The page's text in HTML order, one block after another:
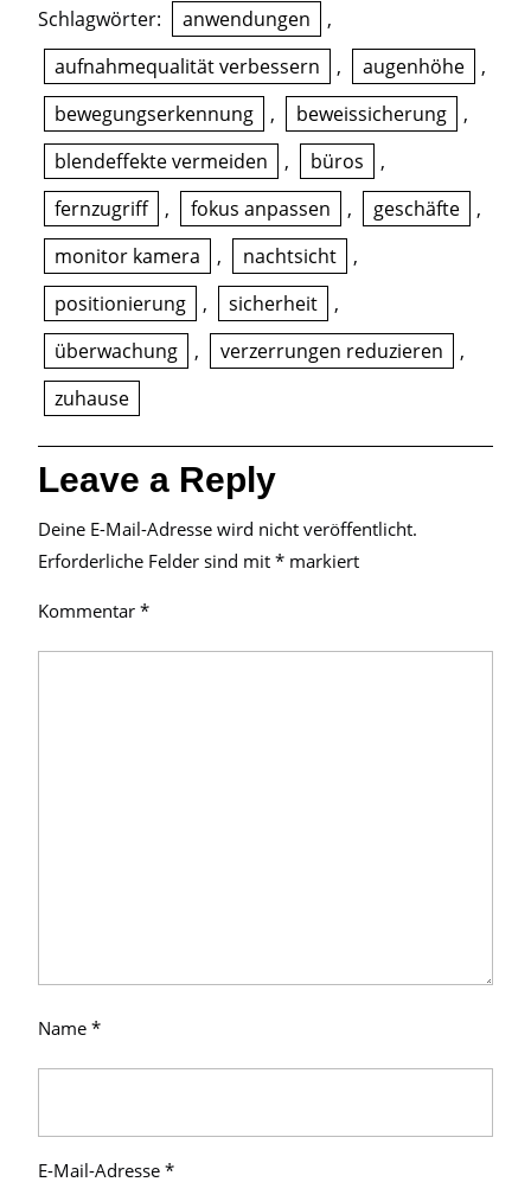
Schlagwörter: anwendungen
,
aufnahmequalität verbessern
, augenhöhe
,
bewegungserkennung
, beweissicherung
,
blendeffekte vermeiden
, büros
,
fernzugriff
, fokus anpassen , geschäfte
,
monitor kamera
, nachtsicht
,
positionierung
, sicherheit
,
überwachung
, verzerrungen reduzieren
,
zuhause
Leave a Reply
Deine E-Mail-Adresse wird nicht veröffentlicht.
Erforderliche Felder sind mit * markiert
Kommentar *
Name *
E-Mail-Adresse *